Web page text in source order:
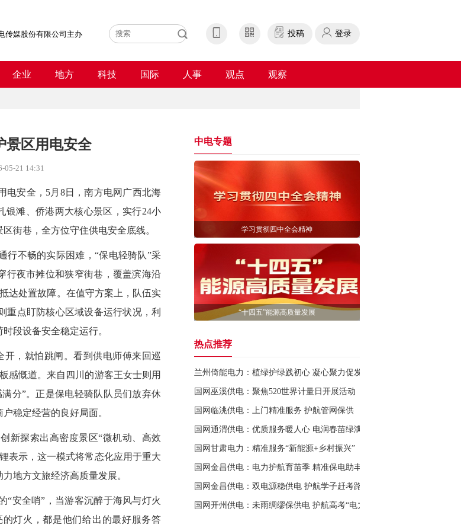
传媒股份有限公司主办 投稿 登录
企业 地方 科技 国际 人事 观点 观察
景区用电安全
05-21 14:31
安全，5月8日，南方电网广西北海
银滩、侨港两大核心景区，实行24小
街巷，全方位守住供电安全底线。
不畅的实际困难，“保电轻骑队”采
行夜市摊位和狭窄街巷，覆盖滨海沿
达处置故障。在值守方案上，队伍实
重点盯防核心区域设备运行状况，利
段设备安全稳定运行。
，就怕跳闸。看到供电师傅来回巡
感慨道。来自四川的游客王女士则用
分”。正是保电轻骑队队员们放弃休
稳定经营的良好局面。
探索出高密度景区“微机动、高效
表示，这一模式将常态化应用于重大
地方文旅经济高质量发展。
安全哨”，当游客沉醉于海风与灯火
灯火，都是他们给出的最好服务答
中电专题
学习贯彻四中全会精神
“十四五”能源高质量发展
热点推荐
兰州倚能电力：植绿护绿践初心 凝心聚力促发展
国网巫溪供电：聚焦520世界计量日开展活动
国网临洮供电：上门精准服务 护航管网保供
国网通渭供电：优质服务暖人心 电润春苗绿满棚
国网甘肃电力：精准服务“新能源+乡村振兴”
国网金昌供电：电力护航育苗季 精准保电助丰收
国网金昌供电：双电源稳供电 护航学子赶考路
国网开州供电：未雨绸缪保供电 护航高考“电力满格”